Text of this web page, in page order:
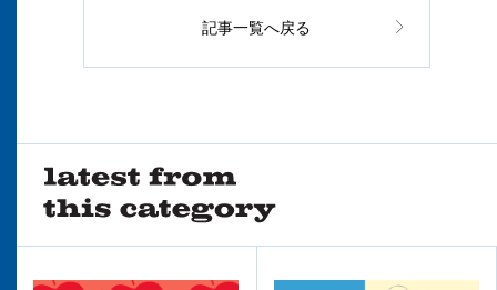
記事一覧へ戻る